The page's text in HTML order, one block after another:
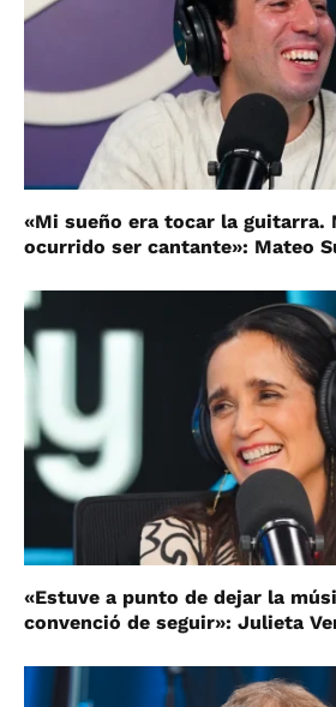
«Mi sueño era tocar la guitarra.
ocurrido ser cantante»: Mateo
«Estuve a punto de dejar la
convenció de seguir»: Julieta